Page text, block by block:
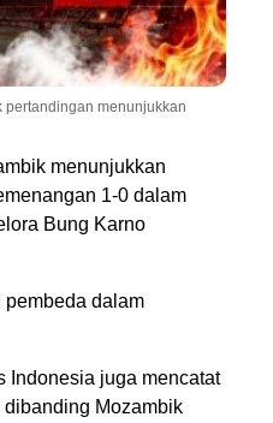
pertandingan menunjukkan
menunjukkan
1-0 dalam
Bung Karno
pembeda dalam
Indonesia juga mencatat
Mozambik